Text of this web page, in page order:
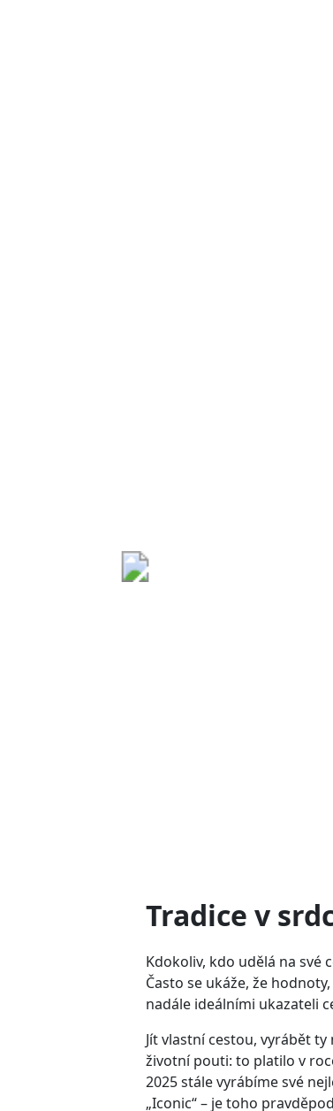
Tradice v
Kdokoliv, kdo udělá na své
Často se ukáže, že
nadále ideálními ukazateli
Jít vlastní cestou, vyrábět
životní pouti: to platilo v
2025 stále vyrábíme své
„Iconic“ – je toho